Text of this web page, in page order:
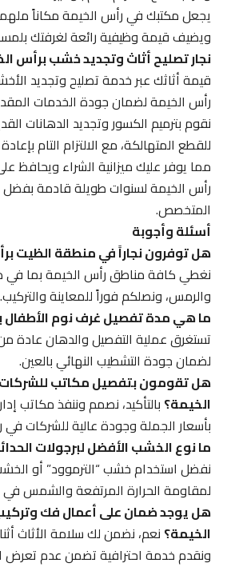
يجعل مكتبك في رأس الخيمة مكاناً ملهماً
ويضيف قيمة وظيفية رائعة لغرفتك بلمسات
نجار تصليح أثاث وتجديد خشب برأس
قيمة أثاثك عبر خدمة تصليح وتجديد
رأس الخيمة لضمان جودة الخدمات المقدمة
نقوم بترميم الكسور وتجديد الدهانات
للقطع المتهالكة، مع الالتزام التام
مما يوفر عليك ميزانية الشراء ويحافظ
رأس الخيمة لسنوات طويلة قادمة بفضل
المتخصص.
أسئلة وأجوبة
هل توفرون نجاراً في منطقة الظيت
نغطي كافة مناطق رأس الخيمة بما في ذلك
والرمس، ونصلكم فوراً للمعاينة والتركيب.
ما هي مدة تفصيل غرف نوم الأطفال
لضمان جودة التشطيب النهائي بالعين.
هل تقومون بتفصيل مكاتب للشركات
الخيمة؟بالتأكيد، نصمم وننفذ مكاتب
بأسعار الجملة وجودة عالية للشركات في
ما نوع الخشب الأفضل لبرجولات
نفضل استخدام خشب “الترموود” أو الخشب
لمقاومة الحرارة المرتفعة والشمس في
هل يوجد ضمان على أعمال فك وتركيب
الخيمة؟نعم، نضمن لك سلامة الأثاث أثناء
ونقدم خدمة احترافية تضمن عدم تعرض